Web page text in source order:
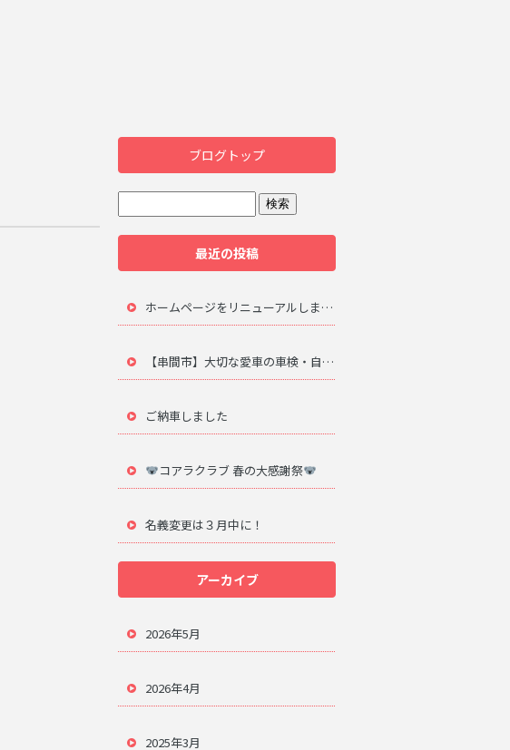
ブログトップ
最近の投稿
ホームページをリニューアルしました。
【串間市】大切な愛車の車検・自動車修理は地元のプロにお任せ
ご納車しました
コアラクラブ 春の大感謝祭
名義変更は３月中に！
アーカイブ
2026年5月
2026年4月
2025年3月